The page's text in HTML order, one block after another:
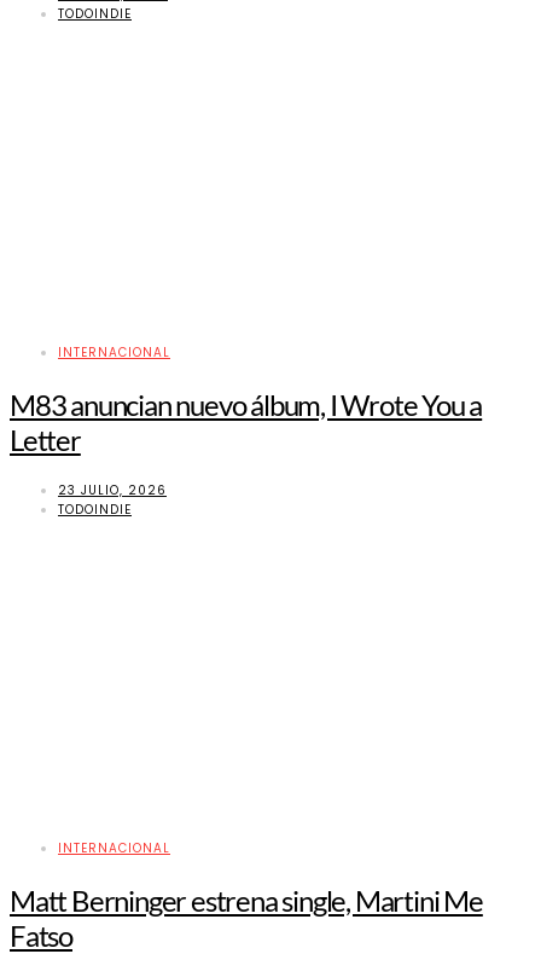
TODOINDIE
INTERNACIONAL
M83 anuncian nuevo álbum, I Wrote You a
Letter
23 JULIO, 2026
TODOINDIE
INTERNACIONAL
Matt Berninger estrena single, Martini Me
Fatso